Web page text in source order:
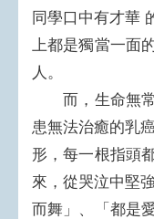
同學口中有才華
上都是獨當一面
人。
而，生命無常
患無法治癒的乳
形，每一根指頭
來，從哭泣中堅
而舞」、「都是